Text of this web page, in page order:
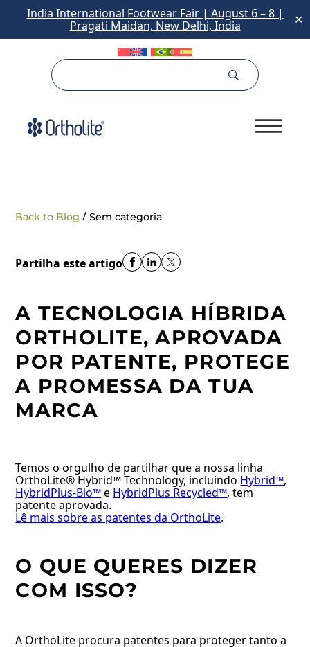
India International Footwear Fair | August 6 – 8 |
Pragati Maidan, New Delhi, India
✕
Back to Blog /Sem categoria
Partilha este artigo
A TECNOLOGIA HÍBRIDA
ORTHOLITE, APROVADA
POR PATENTE, PROTEGE
A PROMESSA DA TUA
MARCA
Temos o orgulho de partilhar que a nossa linha
OrthoLite® Hybrid™ Technology, incluindo Hybrid™,
HybridPlus-Bio™e HybridPlus Recycled™, tem
patente aprovada.
Lê mais sobre as patentes da OrthoLite.
O QUE QUERES DIZER
COM ISSO?
A OrthoLite procura patentes para proteger tanto a